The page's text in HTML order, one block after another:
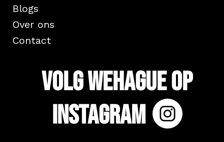
Blogs
Over ons
Contact
Volg WeHague op
Instagram